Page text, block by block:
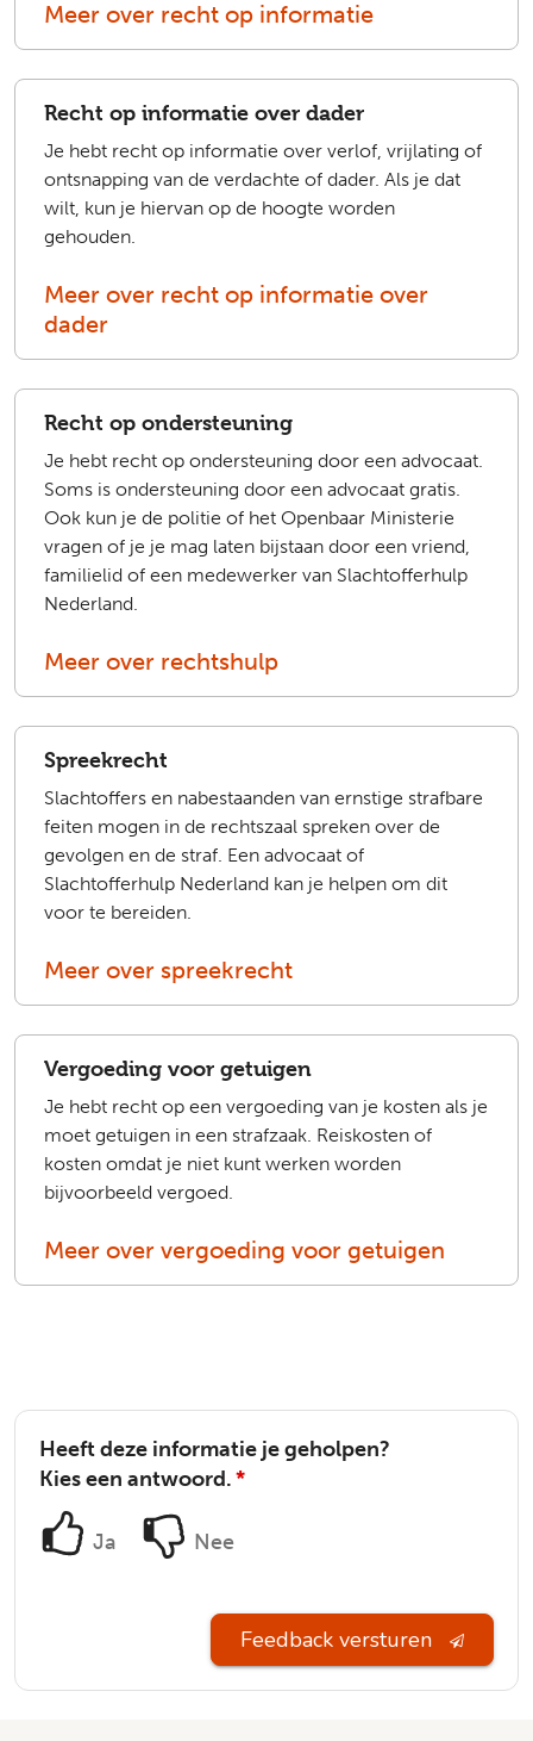
Meer over recht op informatie
Recht op informatie over dader
Je hebt recht op informatie over verlof, vrijlating of
ontsnapping van de verdachte of dader. Als je dat
wilt, kun je hiervan op de hoogte worden
gehouden.
Meer over recht op informatie over
dader
Recht op ondersteuning
Je hebt recht op ondersteuning door een advocaat.
Soms is ondersteuning door een advocaat gratis.
Ook kun je de politie of het Openbaar Ministerie
vragen of je je mag laten bijstaan door een vriend,
familielid of een medewerker van Slachtofferhulp
Nederland.
Meer over rechtshulp
Spreekrecht
Slachtoffers en nabestaanden van ernstige strafbare
feiten mogen in de rechtszaal spreken over de
gevolgen en de straf. Een advocaat of
Slachtofferhulp Nederland kan je helpen om dit
voor te bereiden.
Meer over spreekrecht
Vergoeding voor getuigen
Je hebt recht op een vergoeding van je kosten als je
moet getuigen in een strafzaak. Reiskosten of
kosten omdat je niet kunt werken worden
bijvoorbeeld vergoed.
Meer over vergoeding voor getuigen
Heeft deze informatie je geholpen?
Kies een antwoord.*
Ja Nee
Feedback versturen